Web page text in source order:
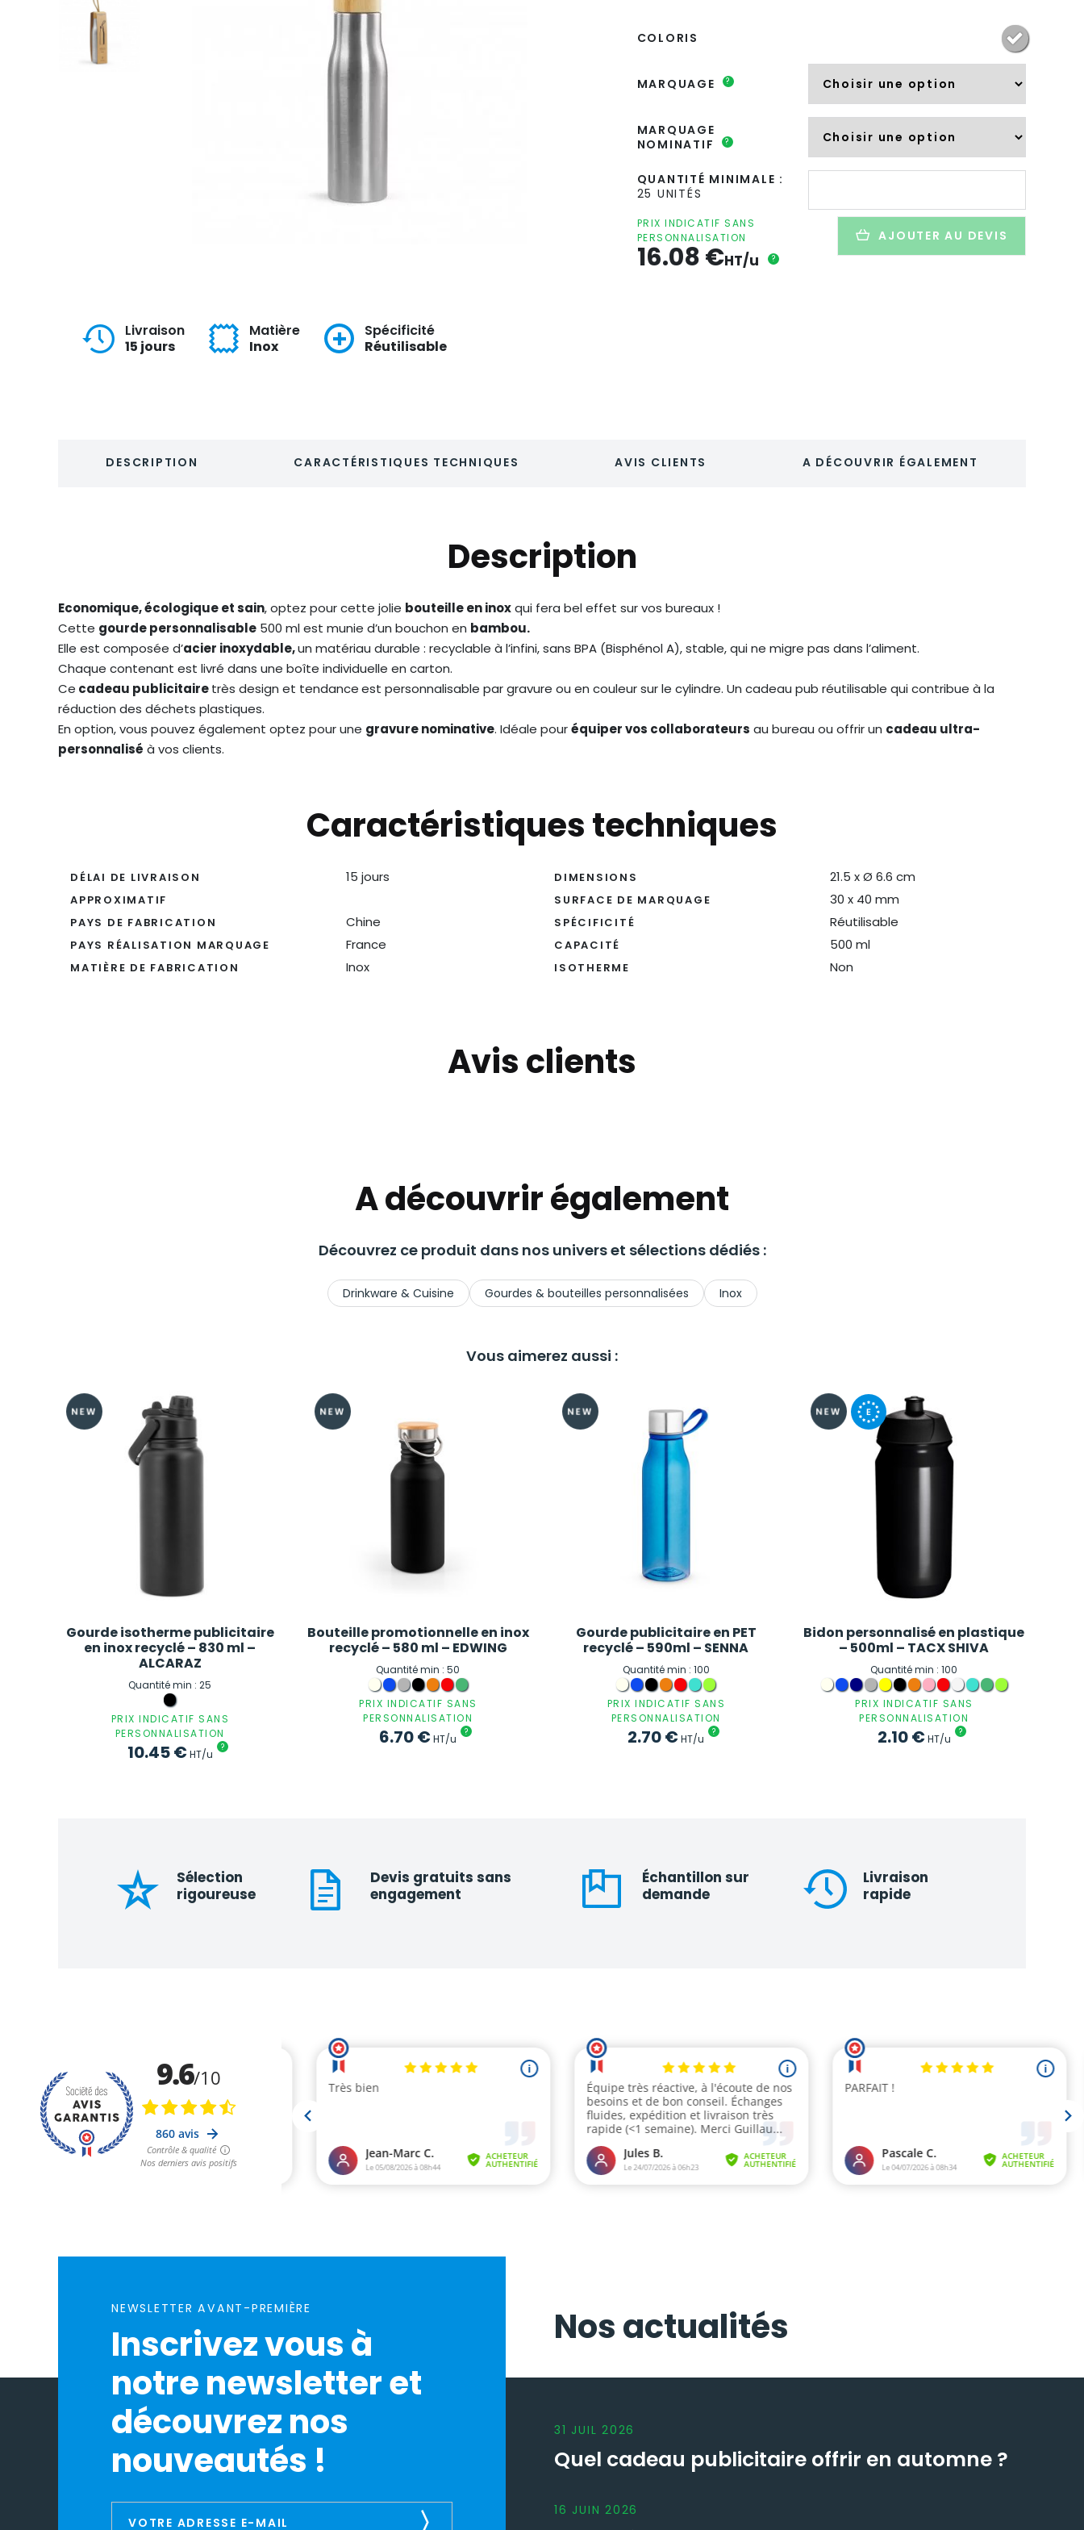
Livraison
15 jours
Matière
Inox
Spécificité
Réutilisable
COLORIS
MARQUAGE ?
MARQUAGE
NOMINATIF
?
QUANTITÉ MINIMALE :
25 UNITÉS
quantité
Bouteille
personnalisée
PRIX INDICATIF SANS
PERSONNALISATION
16.08€HT/u ?
AJOUTER AU DEVIS
DESCRIPTION CARACTÉRISTIQUES TECHNIQUES AVIS CLIENTS A DÉCOUVRIR ÉGALEMENT
Description
Economique, écologique et sain, optez pour cette jolie bouteille en inoxqui fera bel effet sur vos bureaux !
Cette gourde personnalisable 500 ml est munie d’un bouchon en bambou.
Elle est composée d’acier inoxydable,un matériau durable : recyclable à l’infini, sans BPA (Bisphénol A), stable, qui ne migre pas dans l’aliment.
Chaque contenant est livré dans une boîte individuelle en carton.
Ce cadeau publicitairetrès design et tendanceest personnalisable par gravure ou en couleur sur le cylindre. Un cadeau pub réutilisable qui contribue à la
réduction des déchets plastiques.
En option, vous pouvez également optez pour une gravure nominative. Idéale pouréquiper vos collaborateurs au bureau ou offrir un cadeau ultra-
personnalisé à vos clients.
Caractéristiques techniques
DÉLAI DE LIVRAISON
APPROXIMATIF
15 jours
PAYS DE FABRICATION Chine
PAYS RÉALISATION MARQUAGE France
MATIÈRE DE FABRICATION Inox
DIMENSIONS 21.5 x Ø 6.6 cm
SURFACE DE MARQUAGE 30 x 40 mm
SPÉCIFICITÉ Réutilisable
CAPACITÉ 500 ml
ISOTHERME Non
Avis clients
A découvrir également
Découvrez ce produit dans nos univers et sélections dédiés :
Drinkware & Cuisine Gourdes & bouteilles personnalisées Inox
Vous aimerez aussi :
Gourde isotherme publicitaire
en inox recyclé – 830 ml –
ALCARAZ
Quantité min : 25
PRIX INDICATIF SANS
PERSONNALISATION
10.45€HT/u
?
Bouteille promotionnelle en inox
recyclé – 580 ml – EDWING
Quantité min : 50
PRIX INDICATIF SANS
PERSONNALISATION
6.70€HT/u
?
Gourde publicitaire en PET
recyclé – 590ml – SENNA
Quantité min : 100
PRIX INDICATIF SANS
PERSONNALISATION
2.70€HT/u
?
Bidon personnalisé en plastique
– 500ml – TACX SHIVA
Quantité min : 100
PRIX INDICATIF SANS
PERSONNALISATION
2.10€HT/u
?
Sélection
rigoureuse
Devis gratuits sans
engagement
Échantillon sur
demande
Livraison
rapide
NEWSLETTER AVANT-PREMIÈRE
Inscrivez vous à
notre newsletter et
découvrez nos
nouveautés !
Nos actualités
31 JUIL 2026
Quel cadeau publicitaire offrir en automne ?
16 JUIN 2026